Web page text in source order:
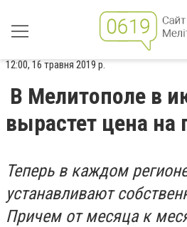
12:00, 16 травня 2019 р.
В Мелитополе в
вырастет цена на
Теперь в каждом
устанавливают
Причем от месяца к